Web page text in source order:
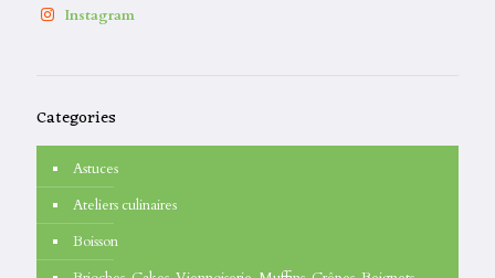
Instagram
Categories
Astuces
Ateliers culinaires
Boisson